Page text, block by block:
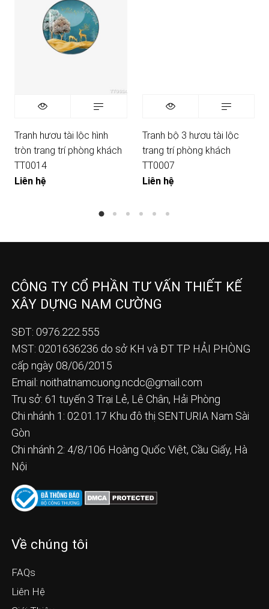
Tranh hươu tài lộc hình
tròn trang trí phòng khách
TT0014
Liên hệ
Tranh bộ 3 hươu tài lộc
trang trí phòng khách
TT0007
Liên hệ
CÔNG TY CỔ PHẦN TƯ VẤN THIẾT KẾ
XÂY DỰNG NAM CƯỜNG
SĐT: 0976.222.555
MST: 0201636236 do sở KH và ĐT TP HẢI PHÒNG
cấp ngày 08/06/2015
Email: noithatnamcuong.ncdc@gmail.com
Trụ sở: 61 tuyến 3 Trại Lẻ, Lê Chân, Hải Phòng
Chi nhánh 1: 02.01.17 Khu đô thị SENTURIA Nam Sài
Gòn
Chi nhánh 2: 4/8/106 Hoàng Quốc Việt, Cầu Giấy, Hà
Nội
Về chúng tôi
FAQs
Liên Hệ